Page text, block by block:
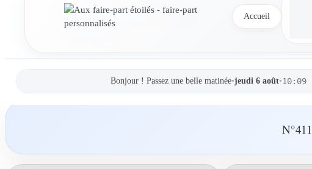
Accueil
Bonjour ! Passez une belle matinée•jeudi 6 août•10:09